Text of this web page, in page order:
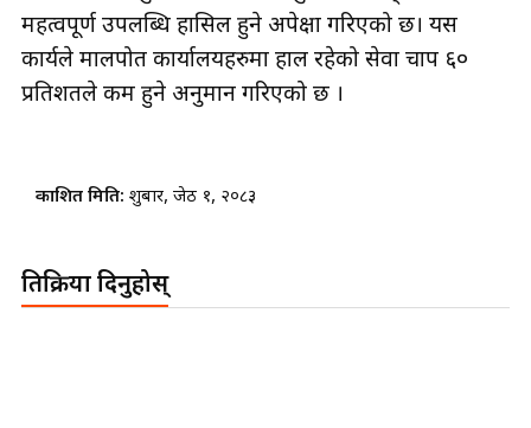
महत्वपूर्ण उपलब्धि हासिल हुने अपेक्षा गरिएको छ। यस
कार्यले मालपोत कार्यालयहरुमा हाल रहेको सेवा चाप ६०
प्रतिशतले कम हुने अनुमान गरिएको छ ।
प्रकाशित मिति: शुक्रबार, जेठ १, २०८३
प्रतिक्रिया दिनुहोस्